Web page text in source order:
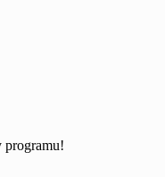
programu!